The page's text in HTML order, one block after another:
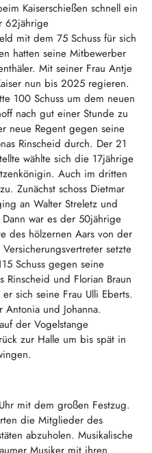
Kaiserschießen schnell ein
62jährige
mit dem 75 Schuss für sich
hatten seine Mitbewerber
Mit seiner Frau Antje
nun bis 2025 regieren.
100 Schuss um dem neuen
nach gut einer Stunde zu
neue Regent gegen seine
Rinscheid durch. Der 21
wählte sich die 17jährige
Auch im dritten
Zunächst schoss Dietmar
an Walter Streletz und
war es der 50jährige
des hölzernen Aars von der
setzte
Schuss gegen seine
Rinscheid und Florian Braun
sich seine Frau Ulli Eberts.
und Johanna.
der Vogelstange
zur Halle um bis spät in
mit dem großen Festzug.
die Mitglieder des
abzuholen. Musikalische